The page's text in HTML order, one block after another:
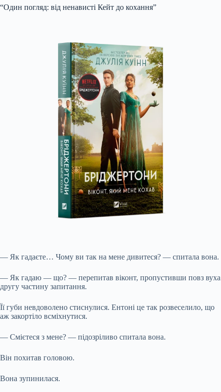
“Один погляд: від ненависті Кейт до кохання”
— Як гадаєте… Чому ви так на мене дивитеся? — спитала вона.
— Як гадаю — що? — перепитав віконт, пропустивши повз вуха
другу частину запитання.
Її губи невдоволено стиснулися. Ентоні це так розвеселило, що
аж закортіло всміхнутися.
— Смієтеся з мене? — підозріливо спитала вона.
Він похитав головою.
Вона зупинилася.